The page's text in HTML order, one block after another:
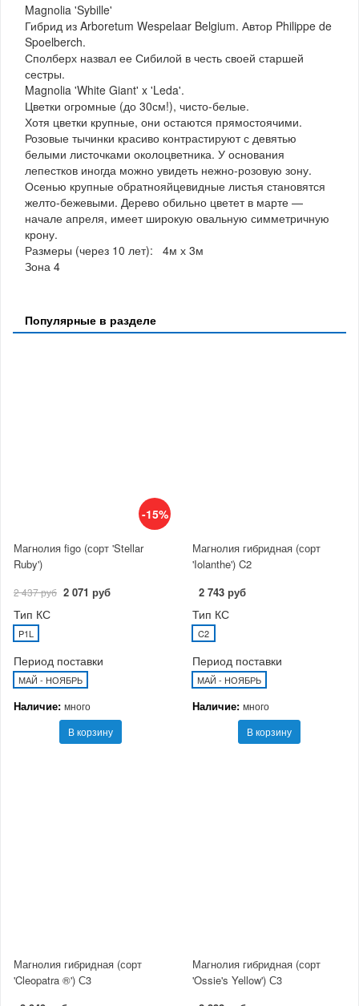
Magnolia 'Sybille'
Гибрид из Arboretum Wespelaar Belgium. Автор Philippe de
Spoelberch.
Сполберх назвал ее Сибилой в честь своей старшей
сестры.
Magnolia 'White Giant' x 'Leda'.
Цветки огромные (до 30см!), чисто-белые.
Хотя цветки крупные, они остаются прямостоячими.
Розовые тычинки красиво контрастируют с девятью
белыми листочками околоцветника. У основания
лепестков иногда можно увидеть нежно-розовую зону.
Осенью крупные обратнояйцевидные листья становятся
желто-бежевыми. Дерево обильно цветет в марте —
начале апреля, имеет широкую овальную симметричную
крону.
Размеры (через 10 лет): 4м х 3м
Зона 4
Популярные в разделе
-15%
Магнолия figo (сорт 'Stellar
Ruby')
2 437 руб 2 071 руб
Тип КС
P1L
Период поставки
МАЙ - НОЯБРЬ
Наличие: много
В корзину
Магнолия гибридная (сорт
'Iolanthe') C2
2 743 руб
Тип КС
C2
Период поставки
МАЙ - НОЯБРЬ
Наличие: много
В корзину
Магнолия гибридная (сорт
'Cleopatra ®') С3
Магнолия гибридная (сорт
'Ossie's Yellow') С3